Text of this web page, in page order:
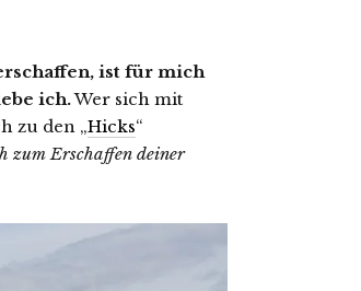
ist für mich
ich.Wer sich mit
zu den „Hicks“
zum Erschaffen deiner